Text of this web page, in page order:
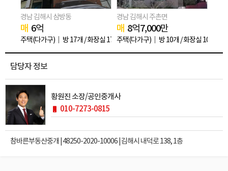
실 12개
경남 김해시 삼방동
매 6억
주택(다가구) 방 17개 / 화장실 17개
경남 김해시 주촌면
매 8억7,000만
주택(다가구) 방 10개 / 화장실 10개
담당자 정보
황원진 소장/공인중개사
010-7273-0815
참바른부동산중개 | 48250-2020-10006 | 김해시 내덕로 138, 1층